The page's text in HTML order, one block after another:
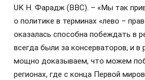
UK Н. Фарадж (ВВС). – «Мы так
о политике в терминах «лево –
оказалась способна побеждать в
всегда были за консерваторов, и в
мощно доказываем, что можем
регионах, где с конца Первой